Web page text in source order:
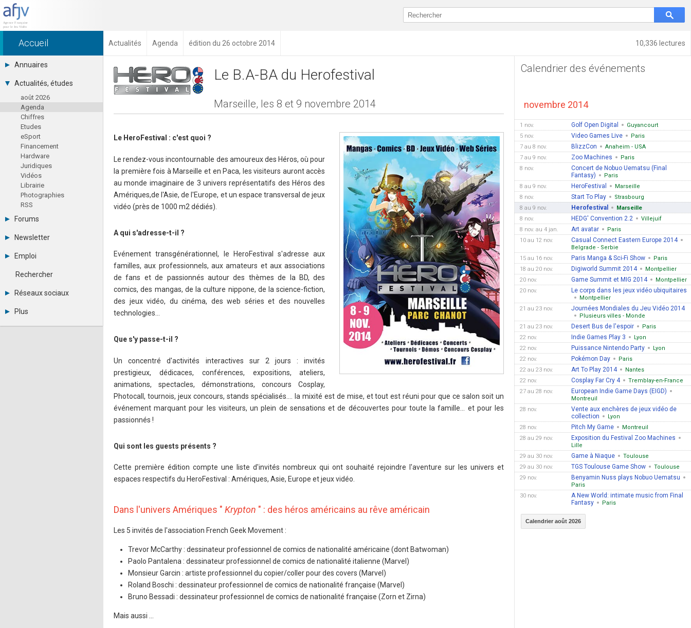
10,336 lectures
Accueil Actualités Agenda édition du 26 octobre 2014
Annuaires
Toutes les sociétés (691)
Studios (418)
Editeurs (49)
Distributeurs (16)
Hard. / Accessoires (10)
Middlewares (15)
Prestataires (99)
Assoc. / Syndicats (21)
Formations / Ecoles (46)
Presse spécialisée (17)
Actualités, études
août 2026
Agenda
Chiffres
Etudes
eSport
Financement
Hardware
Juridiques
Vidéos
Librairie
Photographies
RSS
Forums
Tous les forums
Se connecter
Messages privés
Contacter un modérateur
Newsletter
Archives
Abonnement
Emploi
Consulter les annonces
Observatoire de l'emploi
Rechercher
Réseaux sociaux
LinkedIn
Plus
Annonceurs
Le B.A-BA du Herofestival
Marseille, les 8 et 9 novembre 2014
Le HeroFestival : c'est quoi ?
Le rendez-vous incontournable des amoureux des Héros, où pour
la première fois à Marseille et en Paca, les visiteurs auront accès
au monde imaginaire de 3 univers représentatifs des Héros des
Amériques,de l'Asie, de l'Europe, et un espace transversal de jeux
vidéo (près de 1000 m2 dédiés).
A qui s'adresse-t-il ?
Evénement transgénérationnel, le HeroFestival s'adresse aux
familles, aux professionnels, aux amateurs et aux associations
de fans et de passionnés autour des thèmes de la BD, des
comics, des mangas, de la culture nippone, de la science-fiction,
des jeux vidéo, du cinéma, des web séries et des nouvelles
technologies…
Que s'y passe-t-il ?
Un concentré d'activités interactives sur 2 jours : invités
prestigieux, dédicaces, conférences, expositions, ateliers,
animations, spectacles, démonstrations, concours Cosplay,
Photocall, tournois, jeux concours, stands spécialisés…. la mixité est de mise, et tout est réuni pour que ce salon soit un
événement marquant pour les visiteurs, un plein de sensations et de découvertes pour toute la famille… et pour les
passionnés !
Qui sont les guests présents ?
Cette première édition compte une liste d'invités nombreux qui ont souhaité rejoindre l'aventure sur les univers et
espaces respectifs du HeroFestival : Amériques, Asie, Europe et jeux vidéo.
Dans l'univers Amériques " Krypton " : des héros américains au rêve américain
Les 5 invités de l'association French Geek Movement :
Trevor McCarthy : dessinateur professionnel de comics de nationalité américaine (dont Batwoman)
Paolo Pantalena : dessinateur professionnel de comics de nationalité italienne (Marvel)
Monsieur Garcin : artiste professionnel du copier/coller pour des covers (Marvel)
Roland Boschi : dessinateur professionnel de comics de nationalité française (Marvel)
Bruno Bessadi : dessinateur professionnel de comics de nationalité française (Zorn et Zirna)
Mais aussi …
Calendrier des événements
novembre 2014
1 nov. Golf Open Digital
Guyancourt
5 nov.
Video Games Live
Paris
7 au 8 nov.
BlizzCon
Anaheim - USA
7 au 9 nov.
Zoo Machines
Paris
8 nov.
Concert de Nobuo Uematsu (Final
Fantasy)
Paris
8 au 9 nov.
HeroFestival
Marseille
8 nov.
Start To Play
Strasbourg
8 au 9 nov.
Herofestival
Marseille
8 nov.
HEDG' Convention 2.2
Villejuif
8 nov. au 4 jan.
Art avatar
Paris
10 au 12 nov.
Casual Connect Eastern Europe 2014
Belgrade - Serbie
15 au 16 nov.
Paris Manga & Sci-Fi Show
Paris
18 au 20 nov.
Digiworld Summit 2014
Montpellier
20 nov.
Game Summit et MIG 2014
Montpellier
20 nov.
Le corps dans les jeux vidéo ubiquitaires
Montpellier
21 au 23 nov.
Journées Mondiales du Jeu Vidéo 2014
Plusieurs villes - Monde
21 au 23 nov.
Desert Bus de l'espoir
Paris
22 nov.
Indie Games Play 3
Lyon
22 nov.
Puissance Nintendo Party
Lyon
22 nov.
Pokémon Day
Paris
22 au 23 nov.
Art To Play 2014
Nantes
22 nov.
Cosplay Far Cry 4
Tremblay-en-France
27 au 28 nov.
European Indie Game Days (EIGD)
Montreuil
28 nov.
Vente aux enchères de jeux vidéo de
collection
Lyon
28 nov.
Pitch My Game
Montreuil
28 au 29 nov.
Exposition du Festival Zoo Machines
Lille
29 au 30 nov.
Game à Niaque
Toulouse
29 au 30 nov.
TGS Toulouse Game Show
Toulouse
29 nov.
Benyamin Nuss plays Nobuo Uematsu
Paris
30 nov.
A New World: intimate music from Final
Fantasy
Paris
Calendrier août 2026